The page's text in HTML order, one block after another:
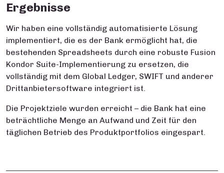
Ergebnisse
Wir haben eine vollständig automatisierte Lösung
implementiert, die es der Bank ermöglicht hat, die
bestehenden Spreadsheets durch eine robuste Fusion
Kondor Suite-Implementierung zu ersetzen, die
vollständig mit dem Global Ledger, SWIFT und anderer
Drittanbietersoftware integriert ist.
Die Projektziele wurden erreicht – die Bank hat eine
beträchtliche Menge an Aufwand und Zeit für den
täglichen Betrieb des Produktportfolios eingespart.